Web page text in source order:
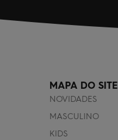
MAPA DO SITE
NOVIDADES
MASCULINO
KIDS